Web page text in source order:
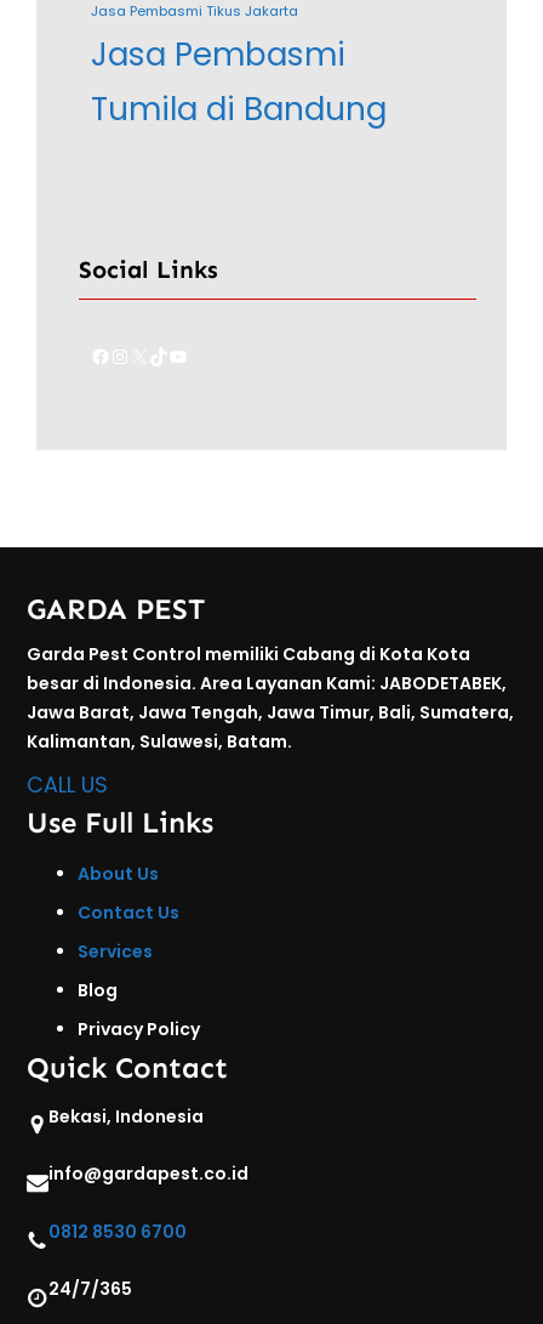
Jasa Pembasmi Tikus Jakarta
Jasa Pembasmi
Tumila di Bandung
Social Links
Facebook Instagram TikTok YouTube
GARDA PEST
Garda Pest Control memiliki Cabang di Kota Kota
besar di Indonesia. Area Layanan Kami: JABODETABEK,
Jawa Barat, Jawa Tengah, Jawa Timur, Bali, Sumatera,
Kalimantan, Sulawesi, Batam.
CALL US
Use Full Links
About Us
Contact Us
Services
Blog
Privacy Policy
Quick Contact
Bekasi, Indonesia
info@gardapest.co.id
0812 8530 6700
24/7/365